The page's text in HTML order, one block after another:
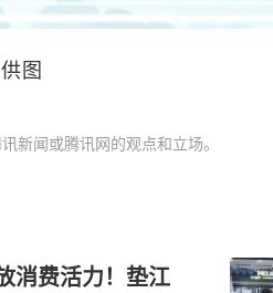
图
新闻或腾讯网的观点和立场。
消费活力！垫江